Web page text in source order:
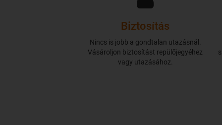
Biztosítás
Nincs is jobb a gondtalan utazásnál.
Vásároljon biztosítást repülőjegyéhez
vagy utazásához.